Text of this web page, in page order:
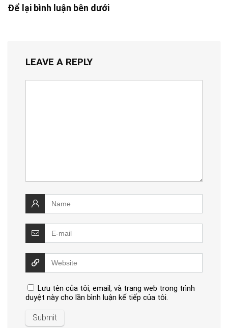
Để lại bình luận bên dưới
LEAVE A REPLY
Lưu tên của tôi, email, và trang web trong trình
duyệt này cho lần bình luận kế tiếp của tôi.